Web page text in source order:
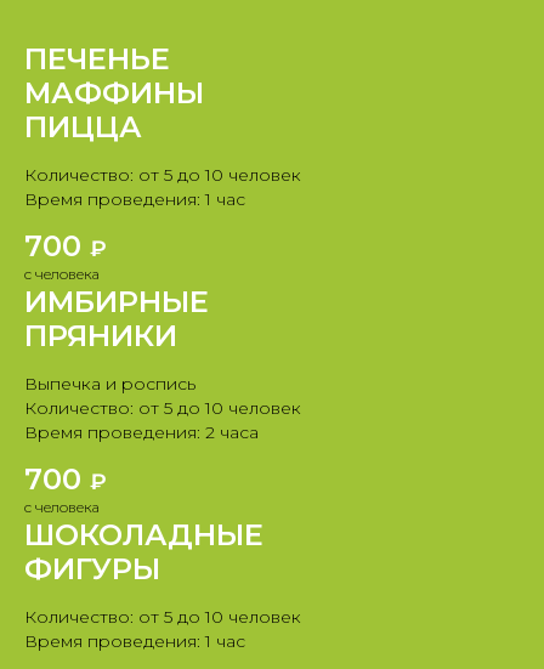
ПЕЧЕНЬЕ
МАФФИНЫ
ПИЦЦА
Количество: от 5 до 10 человек
Время проведения: 1 час
700 ₽
с человека
ИМБИРНЫЕ
ПРЯНИКИ
Выпечка и роспись
Количество: от 5 до 10 человек
Время проведения: 2 часа
700 ₽
с человека
ШОКОЛАДНЫЕ
ФИГУРЫ
Количество: от 5 до 10 человек
Время проведения: 1 час